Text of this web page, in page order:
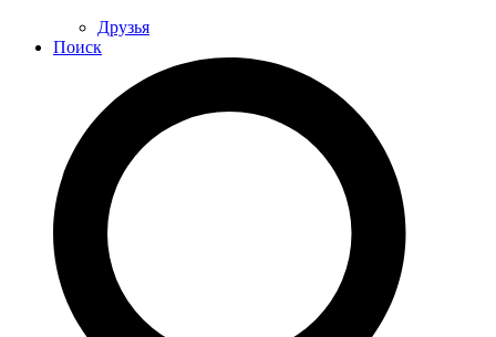
Друзья
Поиск